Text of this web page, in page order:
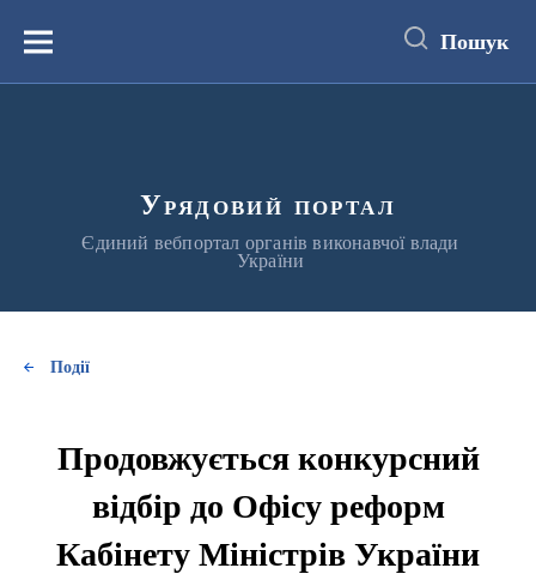
вмістуМеню Пошук
Урядовий портал
Єдиний вебпортал органів виконавчої влади
України
Події
Продовжується конкурсний
відбір до Офісу реформ
Кабінету Міністрів України